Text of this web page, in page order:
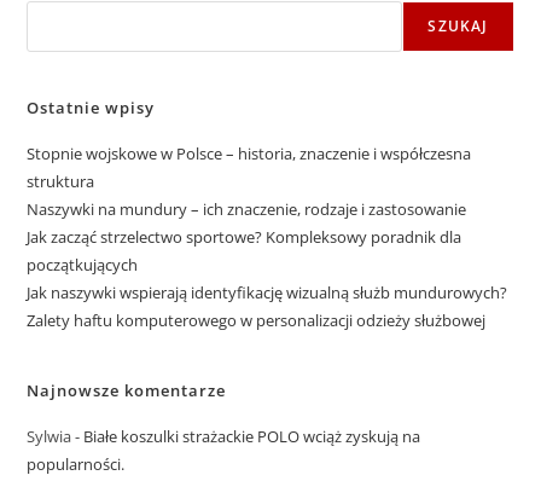
SZUKAJ
Ostatnie wpisy
Stopnie wojskowe w Polsce – historia, znaczenie i współczesna
struktura
Naszywki na mundury – ich znaczenie, rodzaje i zastosowanie
Jak zacząć strzelectwo sportowe? Kompleksowy poradnik dla
początkujących
Jak naszywki wspierają identyfikację wizualną służb mundurowych?
Zalety haftu komputerowego w personalizacji odzieży służbowej
Najnowsze komentarze
Sylwia- Białe koszulki strażackie POLO wciąż zyskują na
popularności.